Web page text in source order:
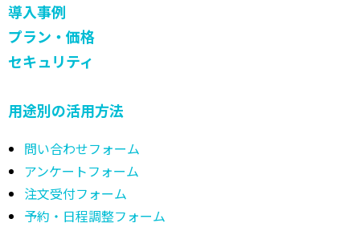
導入事例
プラン・価格
セキュリティ
用途別の活用方法
問い合わせフォーム
アンケートフォーム
注文受付フォーム
予約・日程調整フォーム